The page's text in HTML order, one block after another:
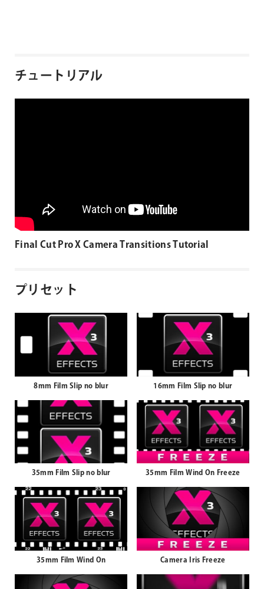
チュートリアル
Final Cut Pro X Camera Transitions Tutorial
プリセット
8mm Film Slip no blur 16mm Film Slip no blur
35mm Film Slip no blur 35mm Film Wind On Freeze
35mm Film Wind On Camera Iris Freeze